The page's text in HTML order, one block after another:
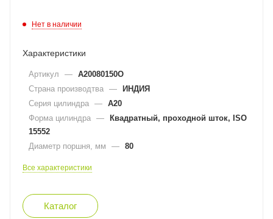
Нет в наличии
Характеристики
Артикул — A20080150O
Страна производтва — ИНДИЯ
Серия цилиндра — A20
Форма цилиндра — Квадратный, проходной шток, ISO
15552
Диаметр поршня, мм
— 80
Все характеристики
Каталог